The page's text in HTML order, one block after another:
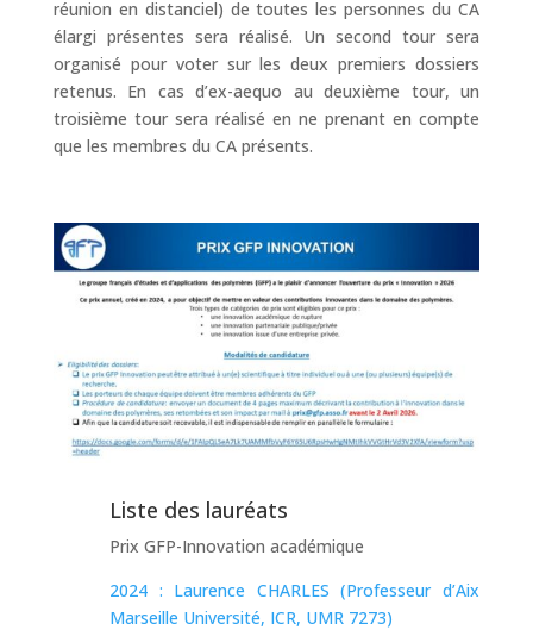
réunion en distanciel) de toutes les personnes du CA
élargi présentes sera réalisé. Un second tour sera
organisé pour voter sur les deux premiers dossiers
retenus. En cas d’ex-aequo au deuxième tour, un
troisième tour sera réalisé en ne prenant en compte
que les membres du CA présents.
Liste des lauréats
Prix GFP-Innovation académique
2024 : Laurence CHARLES (Professeur d’Aix
Marseille Université, ICR, UMR 7273)